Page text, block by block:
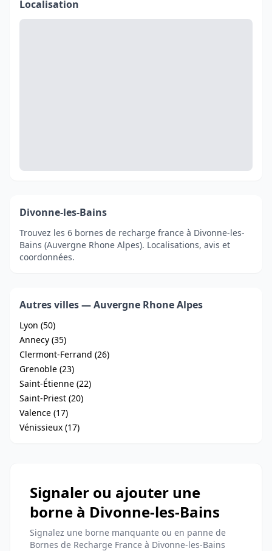
Localisation
Divonne-les-Bains
Trouvez les 6 bornes de recharge france à Divonne-les-
Bains (Auvergne Rhone Alpes). Localisations, avis et
coordonnées.
Autres villes — Auvergne Rhone Alpes
Lyon (50)
Annecy (35)
Clermont-Ferrand (26)
Grenoble (23)
Saint-Étienne (22)
Saint-Priest (20)
Valence (17)
Vénissieux (17)
Signaler ou ajouter une
borne à Divonne-les-Bains
Signalez une borne manquante ou en panne de
Bornes de Recharge France à Divonne-les-Bains